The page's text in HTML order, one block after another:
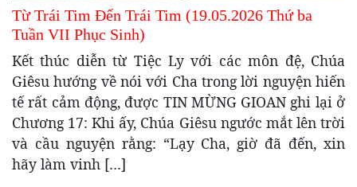
Từ Trái Tim Đến Trái Tim (19.05.2026 Thứ ba
Tuần VII Phục Sinh)
Kết thúc diễn từ Tiệc Ly với các môn đệ, Chúa
Giêsu hướng về nói với Cha trong lời nguyện hiến
tế rất cảm động, được TIN MỪNG GIOAN ghi lại ở
Chương 17: Khi ấy, Chúa Giêsu ngước mắt lên trời
và cầu nguyện rằng: “Lạy Cha, giờ đã đến, xin
hãy làm vinh […]